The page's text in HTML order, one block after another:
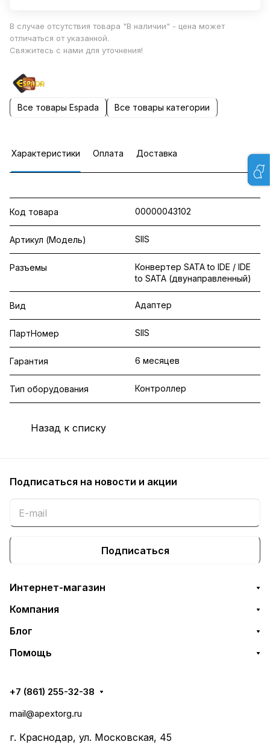
В случае отсутствия товара "В наличии" - цена может
отличаться от указанной.
Свяжитесь с нами для уточнения!
Все товары Espada Все товары категории
Характеристики Оплата Доставка
Код товара 00000043102
Артикул (Модель) SIIS
Разъемы
Конвертер SATA to IDE / IDE
to SATA (двунаправленный)
Вид Адаптер
ПартНомер SIIS
Гарантия 6 месяцев
Тип оборудования Контроллер
Назад к списку
Подписаться на новости и акции
Подписаться
Интернет-магазин
Компания
Блог
Помощь
+7 (861) 255-32-38
mail@apextorg.ru
г. Краснодар, ул. Московская, 45